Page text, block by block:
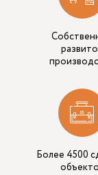
Более 4500